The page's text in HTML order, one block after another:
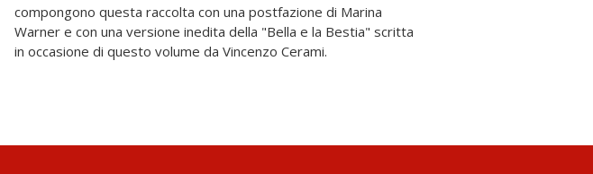
in occasione di questo volume da Vincenzo Cerami.